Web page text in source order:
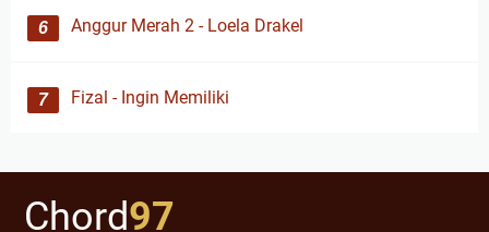
Anggur Merah 2 - Loela Drakel
Fizal - Ingin Memiliki
Chord97